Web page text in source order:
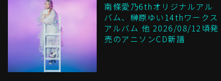
南條愛乃6thオリジナルアル
バム、榊原ゆい14thワークス
アルバム 他 2026/08/12頃発
売のアニソンCD新譜